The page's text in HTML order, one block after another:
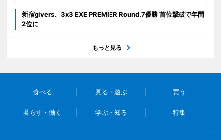
新宿givers、3x3.EXE PREMIER Round.7優勝 首位撃破で年間
2位に
もっと見る
食べる 見る・遊ぶ 買う
暮らす・働く 学ぶ・知る 特集